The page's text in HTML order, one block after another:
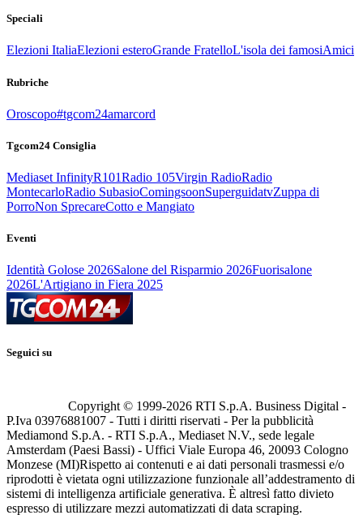
Speciali
Elezioni ItaliaElezioni esteroGrande FratelloL'isola dei famosiAmici
Rubriche
Oroscopo#tgcom24amarcord
Tgcom24 Consiglia
Mediaset InfinityR101Radio 105Virgin RadioRadio
MontecarloRadio SubasioComingsoonSuperguidatvZuppa di
PorroNon SprecareCotto e Mangiato
Eventi
Identità Golose 2026Salone del Risparmio 2026Fuorisalone
2026L'Artigiano in Fiera 2025
Seguici su
Copyright © 1999-2026 RTI S.p.A. Business Digital -
P.Iva 03976881007 - Tutti i diritti riservati - Per la pubblicità
Mediamond S.p.A. - RTI S.p.A., Mediaset N.V., sede legale
Amsterdam (Paesi Bassi) - Uffici Viale Europa 46, 20093 Cologno
Monzese (MI)Rispetto ai contenuti e ai dati personali trasmessi e/o
riprodotti è vietata ogni utilizzazione funzionale all’addestramento di
sistemi di intelligenza artificiale generativa. È altresì fatto divieto
espresso di utilizzare mezzi automatizzati di data scraping.